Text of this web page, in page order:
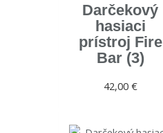
Darčekový
hasiaci
prístroj Fire
Bar (3)
42,00 €